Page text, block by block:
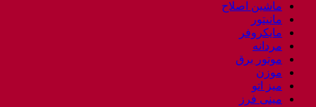
ماشین اصلاح
مانیتور
مایکروفر
مردانه
موتور برق
موزن
میز اتو
مینی فرز